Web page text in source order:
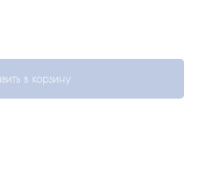
в корзину